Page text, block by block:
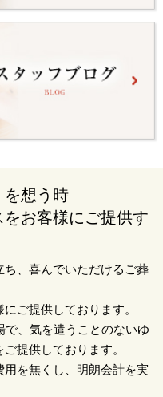
を想う時
お客様にご提供す
、喜んでいただけるご葬
ご提供しております。
、気を遣うことのないゆ
提供しております。
を無くし、明朗会計を実